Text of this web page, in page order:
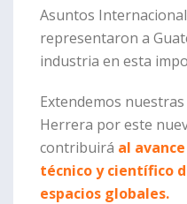
Asuntos
representaron a
industria en esta
Extendemos
Herrera por este
contribuirá al
técnico y científico
espacios globales.